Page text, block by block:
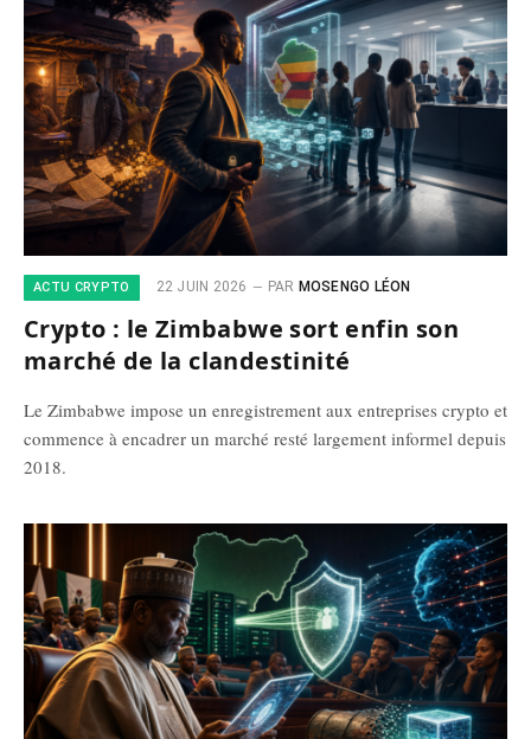
ACTU CRYPTO 22 JUIN 2026 PAR MOSENGO LÉON
Crypto : le Zimbabwe sort enfin son
marché de la clandestinité
Le Zimbabwe impose un enregistrement aux entreprises crypto et
commence à encadrer un marché resté largement informel depuis
2018.